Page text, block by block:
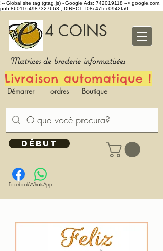
!-- Global site tag (gtag.js) - Google Ads: 742019118 --> google.com,
pub-8601164987327663 , DIRECT, f08c47fec0942fa0
4 COINS
Matrices de broderie informatisées
Livraison automatique !
Démarrer ordres Boutique
DÉBUT
FacebookWhatsApp